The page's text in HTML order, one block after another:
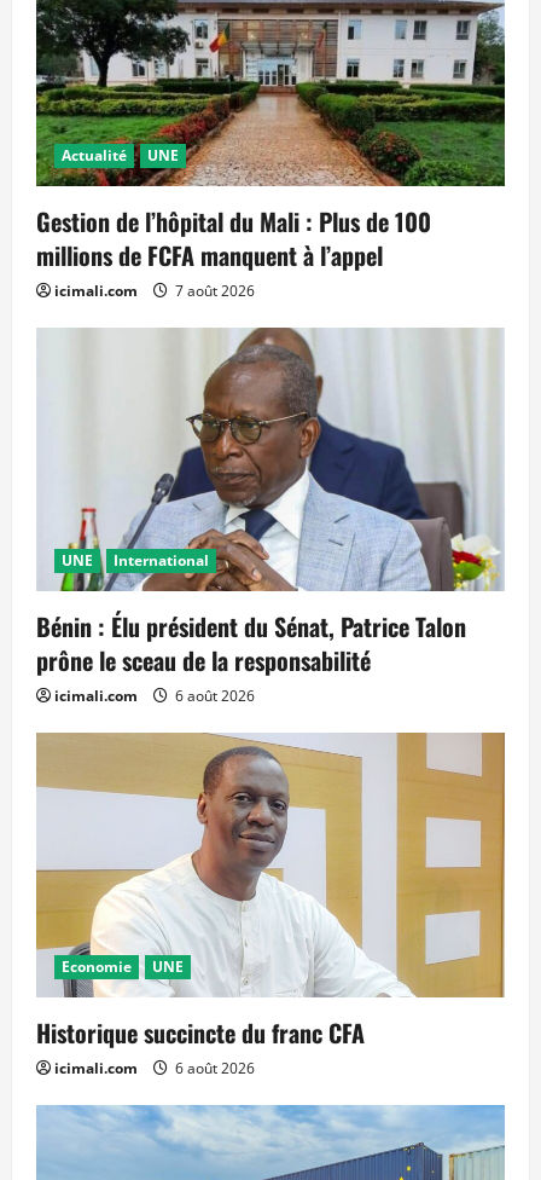
Actualité UNE
Gestion de l’hôpital du Mali : Plus de 100
millions de FCFA manquent à l’appel
icimali.com 7 août 2026
UNE International
Bénin : Élu président du Sénat, Patrice Talon
prône le sceau de la responsabilité
icimali.com 6 août 2026
Economie UNE
Historique succincte du franc CFA
icimali.com 6 août 2026